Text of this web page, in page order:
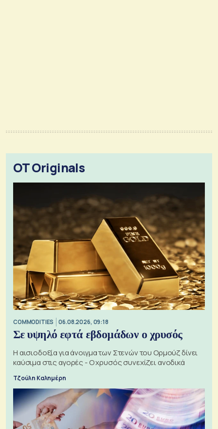
OT Originals
COMMODITIES 06.08.2026, 09:18
Σε υψηλό εφτά εβδομάδων ο χρυσός
Η αισιοδοξία για άνοιγμα των Στενών του Ορμούζ δίνει
καύσιμα στις αγορές - Ο χρυσός συνεχίζει ανοδικά
Τζούλη Καλημέρη